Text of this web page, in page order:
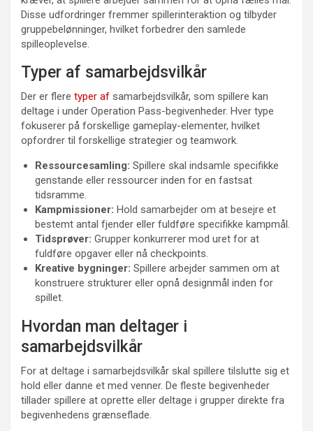
Disse udfordringer fremmer spillerinteraktion og tilbyder
gruppebelønninger, hvilket forbedrer den samlede
spilleoplevelse.
Typer af samarbejdsvilkår
Der er flere typer af samarbejdsvilkår, som spillere kan
deltage i under Operation Pass-begivenheder. Hver type
fokuserer på forskellige gameplay-elementer, hvilket
opfordrer til forskellige strategier og teamwork.
Ressourcesamling: Spillere skal indsamle specifikke
genstande eller ressourcer inden for en fastsat
tidsramme.
Kampmissioner: Hold samarbejder om at besejre et
bestemt antal fjender eller fuldføre specifikke kampmål.
Tidsprøver: Grupper konkurrerer mod uret for at
fuldføre opgaver eller nå checkpoints.
Kreative bygninger: Spillere arbejder sammen om at
konstruere strukturer eller opnå designmål inden for
spillet.
Hvordan man deltager i
samarbejdsvilkår
For at deltage i samarbejdsvilkår skal spillere tilslutte sig et
hold eller danne et med venner. De fleste begivenheder
tillader spillere at oprette eller deltage i grupper direkte fra
begivenhedens grænseflade.